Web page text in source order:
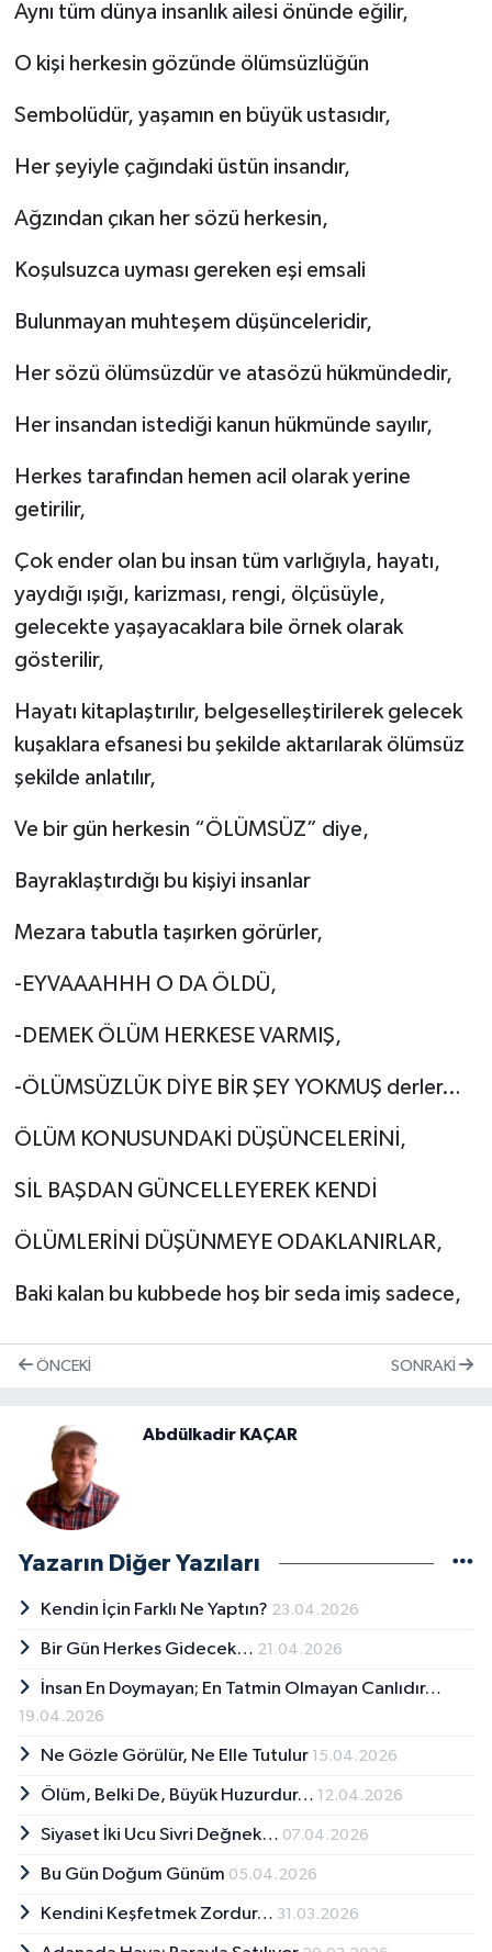
Aynı tüm dünya insanlık ailesi önünde eğilir,
O kişi herkesin gözünde ölümsüzlüğün
Sembolüdür, yaşamın en büyük ustasıdır,
Her şeyiyle çağındaki üstün insandır,
Ağzından çıkan her sözü herkesin,
Koşulsuzca uyması gereken eşi emsali
Bulunmayan muhteşem düşünceleridir,
Her sözü ölümsüzdür ve atasözü hükmündedir,
Her insandan istediği kanun hükmünde sayılır,
Herkes tarafından hemen acil olarak yerine
getirilir,
Çok ender olan bu insan tüm varlığıyla, hayatı,
yaydığı ışığı, karizması, rengi, ölçüsüyle,
gelecekte yaşayacaklara bile örnek olarak
gösterilir,
Hayatı kitaplaştırılır, belgeselleştirilerek gelecek
kuşaklara efsanesi bu şekilde aktarılarak ölümsüz
şekilde anlatılır,
Ve bir gün herkesin “ÖLÜMSÜZ” diye,
Bayraklaştırdığı bu kişiyi insanlar
Mezara tabutla taşırken görürler,
-EYVAAAHHH O DA ÖLDÜ,
-DEMEK ÖLÜM HERKESE VARMIŞ,
-ÖLÜMSÜZLÜK DİYE BİR ŞEY YOKMUŞ derler…
ÖLÜM KONUSUNDAKİ DÜŞÜNCELERİNİ,
SİL BAŞDAN GÜNCELLEYEREK KENDİ
ÖLÜMLERİNİ DÜŞÜNMEYE ODAKLANIRLAR,
Baki kalan bu kubbede hoş bir seda imiş sadece,
ÖNCEKI SONRAKI
Abdülkadir KAÇAR
Yazarın Diğer Yazıları
Kendin İçin Farklı Ne Yaptın? 23.04.2026
Bir Gün Herkes Gidecek… 21.04.2026
İnsan En Doymayan; En Tatmin Olmayan Canlıdır…
19.04.2026
Ne Gözle Görülür, Ne Elle Tutulur 15.04.2026
Ölüm, Belki De, Büyük Huzurdur… 12.04.2026
Siyaset İki Ucu Sivri Değnek… 07.04.2026
Bu Gün Doğum Günüm 05.04.2026
Kendini Keşfetmek Zordur… 31.03.2026